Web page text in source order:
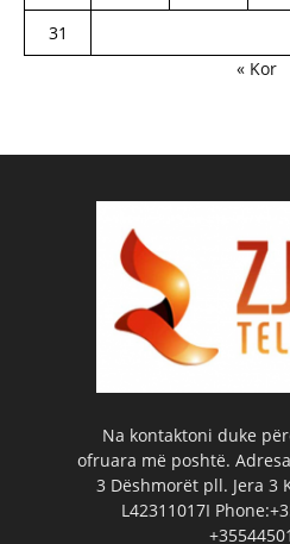
31
« Kor
Na kontaktoni duke
ofruara më poshtë.
3 Dëshmorët pll. Jera 3
L42311017I